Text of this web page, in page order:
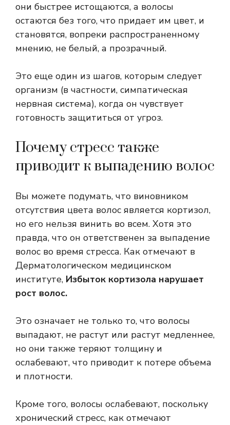
они быстрее истощаются, а волосы
остаются без того, что придает им цвет, и
становятся, вопреки распространенному
мнению, не белый, а прозрачный.
Это еще один из шагов, которым следует
организм (в частности, симпатическая
нервная система), когда он чувствует
готовность защититься от угроз.
Почему стресс также
приводит к выпадению волос
Вы можете подумать, что виновником
отсутствия цвета волос является кортизол,
но его нельзя винить во всем. Хотя это
правда, что он ответственен за выпадение
волос во время стресса. Как отмечают в
Дерматологическом медицинском
институте, Избыток кортизола нарушает
рост волос.
Это означает не только то, что волосы
выпадают, не растут или растут медленнее,
но они также теряют толщину и
ослабевают, что приводит к потере объема
и плотности.
Кроме того, волосы ослабевают, поскольку
хронический стресс, как отмечают